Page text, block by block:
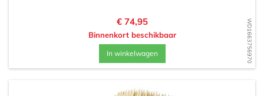
WD1663756970
Prijs
€ 74,95
Binnenkort beschikbaar
In winkelwagen